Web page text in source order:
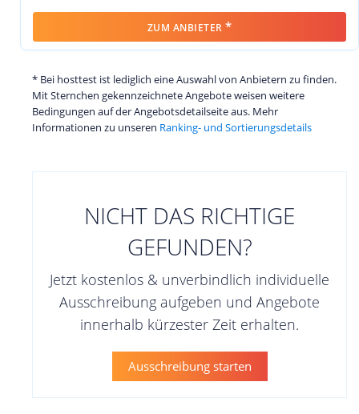
ZUM ANBIETER *
* Bei hosttest ist lediglich eine Auswahl von Anbietern zu finden.
Mit Sternchen gekennzeichnete Angebote weisen weitere
Bedingungen auf der Angebotsdetailseite aus. Mehr
Informationen zu unseren Ranking- und Sortierungsdetails
NICHT DAS RICHTIGE
GEFUNDEN?
Jetzt kostenlos & unverbindlich individuelle
Ausschreibung aufgeben und Angebote
innerhalb kürzester Zeit erhalten.
Ausschreibung starten